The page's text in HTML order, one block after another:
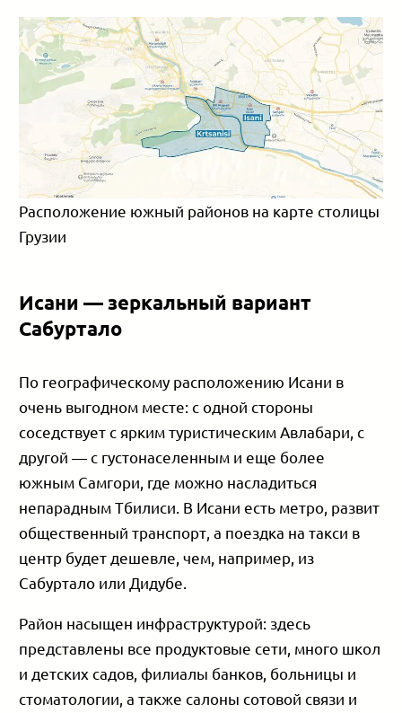
Расположение южный районов на карте столицы
Грузии
Исани — зеркальный вариант
Сабуртало
По географическому расположению Исани в
очень выгодном месте: с одной стороны
соседствует с ярким туристическим Авлабари, с
другой — с густонаселенным и еще более
южным Самгори, где можно насладиться
непарадным Тбилиси. В Исани есть метро, развит
общественный транспорт, а поездка на такси в
центр будет дешевле, чем, например, из
Сабуртало или Дидубе.
Район насыщен инфраструктурой: здесь
представлены все продуктовые сети, много школ
и детских садов, филиалы банков, больницы и
стоматологии, а также салоны сотовой связи и